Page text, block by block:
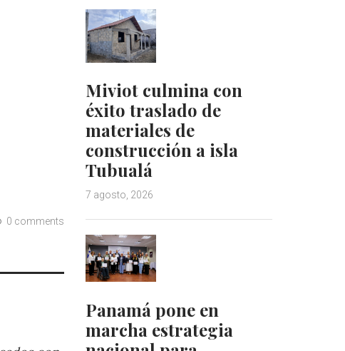
0 comments
Miviot culmina con
éxito traslado de
materiales de
construcción a isla
Tubualá
7 agosto, 2026
Panamá pone en
marcha estrategia